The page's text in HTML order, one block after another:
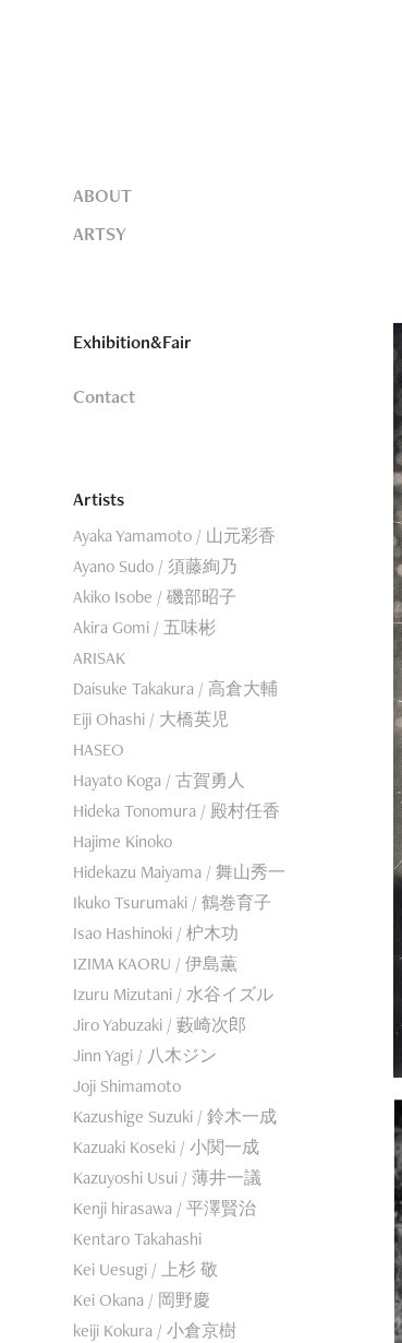
ABOUT
ARTSY
Exhibition&Fair
Contact
Artists
Ayaka Yamamoto / 山元彩香
Ayano Sudo / 須藤絢乃
Akiko Isobe / 磯部昭子
Akira Gomi / 五味彬
ARISAK
Daisuke Takakura / 高倉大輔
Eiji Ohashi / 大橋英児
HASEO
Hayato Koga / 古賀勇人
Hideka Tonomura / 殿村任香
Hajime Kinoko
Hidekazu Maiyama / 舞山秀一
Ikuko Tsurumaki / 鶴巻育子
Isao Hashinoki / 枦木功
IZIMA KAORU / 伊島薫
Izuru Mizutani / 水谷イズル
Jiro Yabuzaki / 藪崎次郎
Jinn Yagi / 八木ジン
Joji Shimamoto
Kazushige Suzuki / 鈴木一成
Kazuaki Koseki / 小関一成
Kazuyoshi Usui / 薄井一議
Kenji hirasawa / 平澤賢治
Kentaro Takahashi
Kei Uesugi / 上杉 敬
Kei Okana / 岡野慶
keiji Kokura / 小倉京樹